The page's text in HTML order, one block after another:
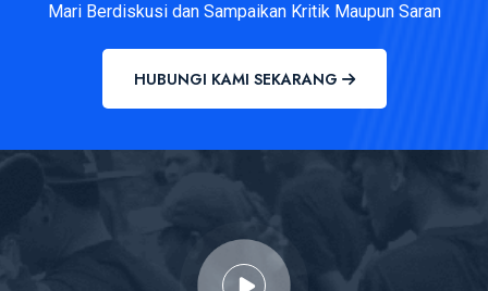
Mari Berdiskusi dan Sampaikan Kritik Maupun Saran
HUBUNGI KAMI SEKARANG